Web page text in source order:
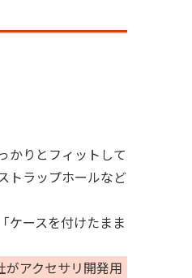
かりとフィットして
トラップホールなど
ケースを付けたまま
アクセサリ開発用